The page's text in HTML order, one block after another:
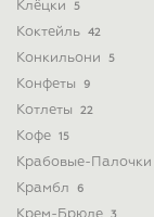
Клёцки 5
Коктейль 42
Конкильони 5
Конфеты 9
Котлеты 22
Кофе 15
Крабовые-Палочки
Крамбл 6
Крем-Брюле 3